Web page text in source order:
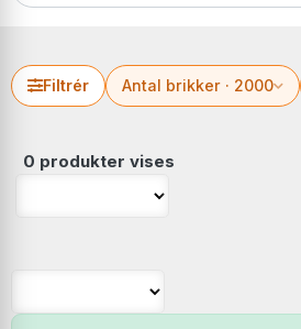
Filtrér Antal brikker · 2000
0 produkter vises